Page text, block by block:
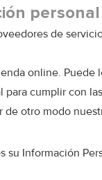
personal
de
online.
para cumplir con
otro modo
Información